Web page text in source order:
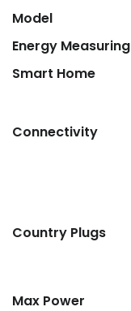
Model
Energy Measuring
Smart Home
Connectivity
Country Plugs
Max Power